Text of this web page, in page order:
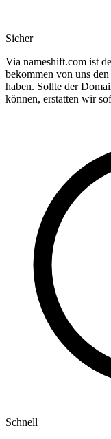
Sicher
Via nameshift.com ist
bekommen von uns
haben. Sollte der
können, erstatten wir
Schnell